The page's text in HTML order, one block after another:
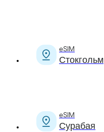
eSIM
Стокгольм
eSIM
Сурабая